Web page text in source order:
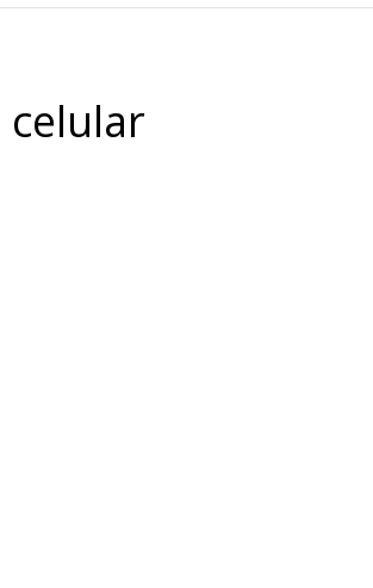
celular